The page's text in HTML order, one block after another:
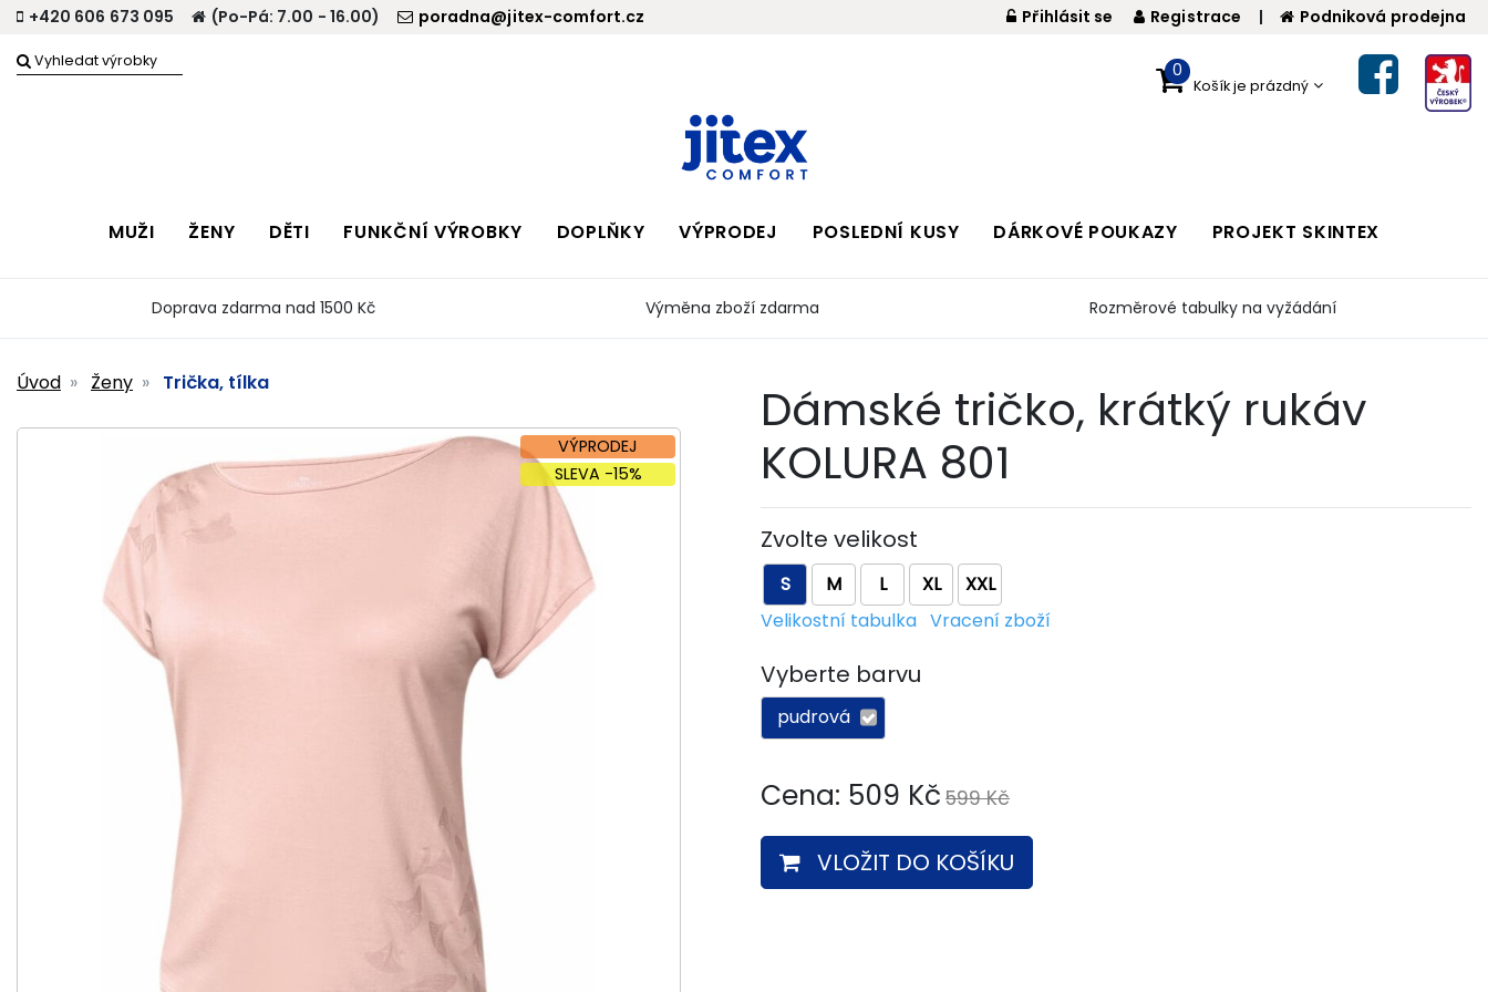
+420 606 673 095 (Po-Pá: 7.00 - 16.00) poradna@jitex-comfort.cz Přihlásit se Registrace | Podniková prodejna
0
Košík je prázdný
MUŽI ŽENY DĚTI FUNKČNÍ VÝROBKY DOPLŇKY VÝPRODEJ POSLEDNÍ KUSY DÁRKOVÉ POUKAZY PROJEKT SKINTEX
Doprava zdarma nad 1500 Kč Výměna zboží zdarma Rozměrové tabulky na vyžádání
Úvod Ženy Trička, tílka
VÝPRODEJ
SLEVA -15%
Dámské tričko, krátký rukáv
KOLURA 801
Zvolte velikost
S M L XL
XXL
Velikostní tabulka Vracení zboží
Vyberte barvu
pudrová
Cena: 509 Kč 599 Kč
VLOŽIT DO KOŠÍKU